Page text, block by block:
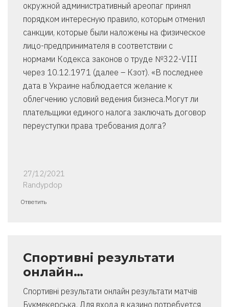
окружной административный ареопаг принял
порядком интересную правило, которым отменил
санкции, которые были наложены на физическое
лицо-предпринимателя в соответствии с
нормами Кодекса законов о труде №322-VIII
через 10.12.1971 (далее – Кзот). «В последнее
дата в Украине наблюдается желание к
облегчению условий ведения бизнеса.Могут ли
плательщики единого налога заключать договор
переуступки права требования долга?
27/12/2021
Randypdop
Ответить
Спортивні результати
онлайн…
Спортивні результати онлайн результати матчів
Букмекерська. Для входа в казино потребуется